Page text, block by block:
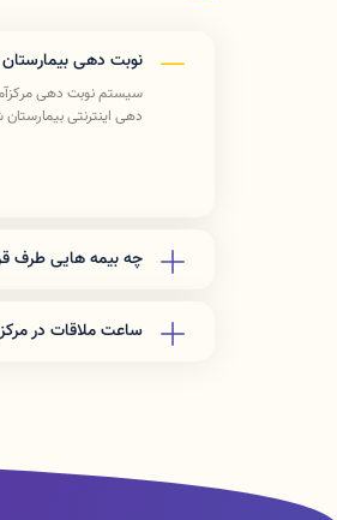
نوبت دهی
سیستم نوبت دهی
دهی اینترنتی
چه بیمه هایی طرف
ساعت ملاقات در